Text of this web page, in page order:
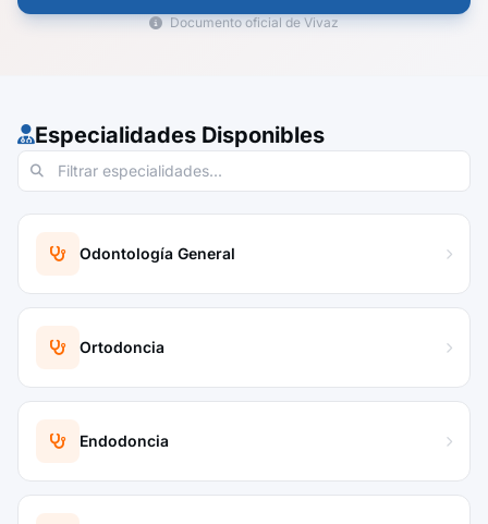
Documento oficial de Vivaz
Especialidades Disponibles
Odontología General
Ortodoncia
Endodoncia